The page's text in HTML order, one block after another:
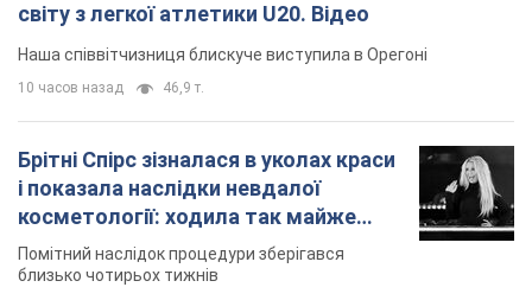
світу з легкої атлетики U20. Відео
Наша співвітчизниця блискуче виступила в Орегоні
10 часов назад 46,9 т.
Брітні Спірс зізналася в уколах краси
і показала наслідки невдалої
косметології: ходила так майже
місяць
Помітний наслідок процедури зберігався
близько чотирьох тижнів